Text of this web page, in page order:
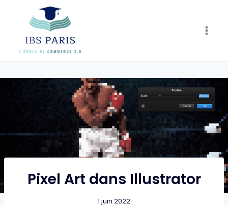
content
Pixel Art dans Illustrator
1 juin 2022